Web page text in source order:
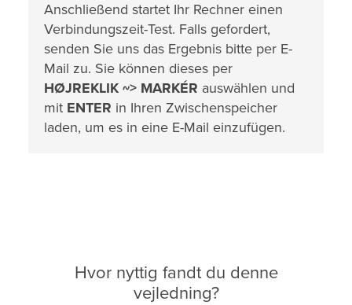
Anschließend startet Ihr Rechner einen
Verbindungszeit-Test. Falls gefordert,
senden Sie uns das Ergebnis bitte per E-
Mail zu. Sie können dieses per
HØJREKLIK ~> MARKÉR auswählen und
mit ENTER in Ihren Zwischenspeicher
laden, um es in eine E-Mail einzufügen.
Hvor nyttig fandt du denne
vejledning?